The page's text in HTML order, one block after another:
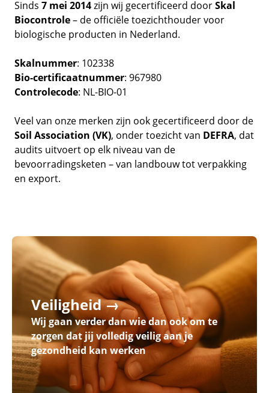
Sinds 7 mei 2014zijn wij gecertificeerd doorSkal
Biocontrole– de officiële toezichthouder voor
biologische producten in Nederland.
Skalnummer: 102338
Bio-certificaatnummer: 967980
Controlecode: NL-BIO-01
Veel van onze merken zijn ook gecertificeerd door de
Soil Association (VK), onder toezicht van DEFRA, dat
audits uitvoert op elk niveau van de
bevoorradingsketen – van landbouw tot verpakking
en export.
Veiligheid →
Wij gaan verder dan wie dan ook om te
zorgen dat jij volledig veilig aan je
gezondheid kan werken